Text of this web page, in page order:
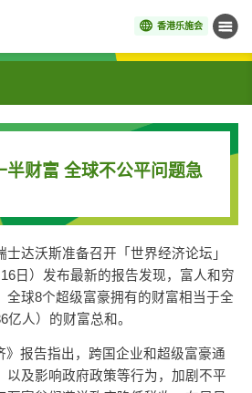
香港乐施会 菜单
半财富 全球不公平问题急
达沃斯准备召开「世界经济论坛」
日）发布最新的报告发现，富人和穷
全球8个超级富豪拥有的财富相当于全
人）的财富总和。
》报告指出，跨国企业和超级富豪通
以及影响政府政策等行为，加剧不平